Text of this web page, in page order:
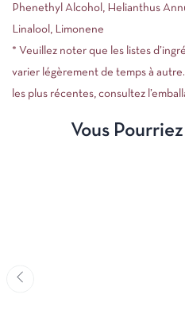
Phenethyl Alcohol, Helianthus
Linalool, Limonene
* Veuillez noter que les listes
varier légèrement de temps à
les plus récentes, consultez
Vous